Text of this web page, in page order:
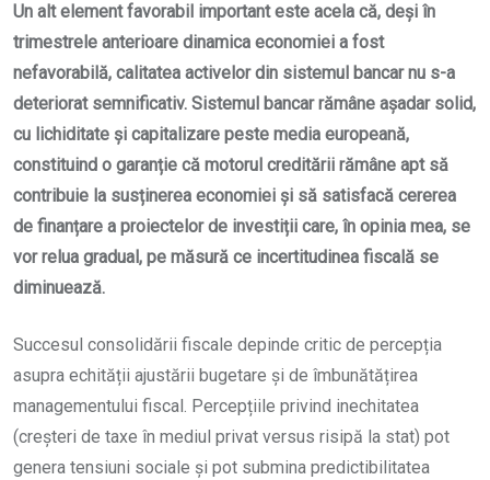
Un alt element favorabil important este acela că, deși în
trimestrele anterioare dinamica economiei a fost
nefavorabilă, calitatea activelor din sistemul bancar nu s-a
deteriorat semnificativ. Sistemul bancar rămâne așadar solid,
cu lichiditate și capitalizare peste media europeană,
constituind o garanție că motorul creditării rămâne apt să
contribuie la susținerea economiei și să satisfacă cererea
de finanțare a proiectelor de investiții care, în opinia mea, se
vor relua gradual, pe măsură ce incertitudinea fiscală se
diminuează.
Succesul consolidării fiscale depinde critic de percepția
asupra echității ajustării bugetare și de îmbunătățirea
managementului fiscal. Percepțiile privind inechitatea
(creșteri de taxe în mediul privat versus risipă la stat) pot
genera tensiuni sociale și pot submina predictibilitatea